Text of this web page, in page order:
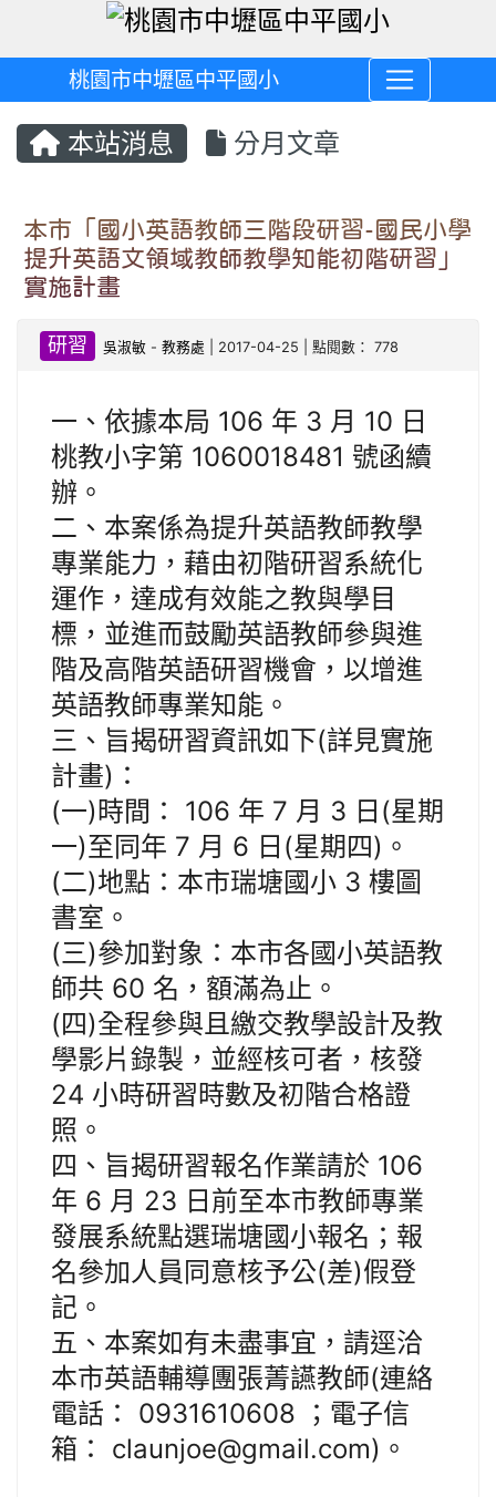
桃園市中壢區中平國小
本站消息 分月文章
本市「國小英語教師三階段研習-國民小學
提升英語文領域教師教學知能初階研習」
實施計畫
研習 吳淑敏 -教務處 | 2017-04-25 | 點閱數： 778
一、依據本局 106 年 3 月 10 日
桃教小字第 1060018481 號函續
辦。
二、本案係為提升英語教師教學
專業能力，藉由初階研習系統化
運作，達成有效能之教與學目
標，並進而鼓勵英語教師參與進
階及高階英語研習機會，以增進
英語教師專業知能。
三、旨揭研習資訊如下(詳見實施
計畫)：
(一)時間： 106 年 7 月 3 日(星期
一)至同年 7 月 6 日(星期四)。
(二)地點：本市瑞塘國小 3 樓圖
書室。
(三)參加對象：本市各國小英語教
師共 60 名，額滿為止。
(四)全程參與且繳交教學設計及教
學影片錄製，並經核可者，核發
24 小時研習時數及初階合格證
照。
四、旨揭研習報名作業請於 106
年 6 月 23 日前至本市教師專業
發展系統點選瑞塘國小報名；報
名參加人員同意核予公(差)假登
記。
五、本案如有未盡事宜，請逕洽
本市英語輔導團張菁讌教師(連絡
電話： 0931610608 ；電子信
箱： claunjoe@gmail.com)。